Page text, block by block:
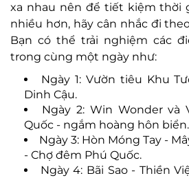
xa nhau nên để tiết kiệm thời
nhiều hơn, hãy cân nhắc đi
Bạn có thể trải nghiệm các
trong cùng một ngày như:
Ngày 1: Vườn tiêu Khu
Dinh Cậu.
Ngày 2: Win Wonder và
Quốc - ngắm hoàng hôn biển.
Ngày 3: Hòn Móng Tay -
- Chợ đêm Phú Quốc.
Ngày 4: Bãi Sao - Thiền